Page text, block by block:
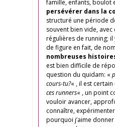
famille, enfants, boulot
persévérer dans la
structuré une période
souvent bien vide, avec
régulières de running;
de figure en fait, de
nombreuses
est bien difficile de
question du quidam: «
cours-tu?« , il est certain
ces runners« , un point
vouloir avancer,
connaître,
pourquoi j’aime